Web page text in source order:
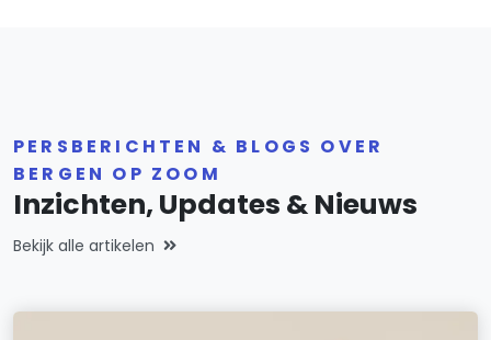
PERSBERICHTEN & BLOGS OVER
BERGEN OP ZOOM
Inzichten, Updates & Nieuws
Bekijk alle artikelen